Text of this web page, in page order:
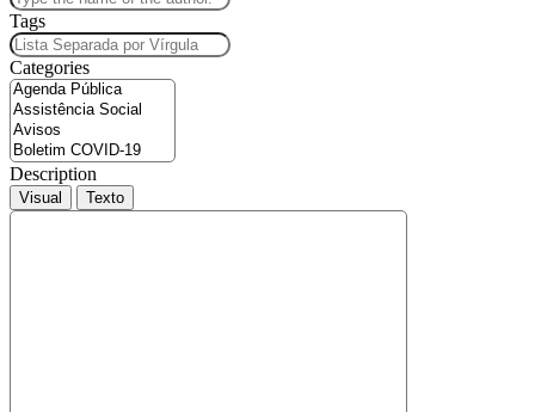
Tags
Categories
Description
Visual Texto